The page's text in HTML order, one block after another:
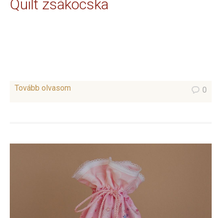
Quilt zsákocska
Tovább olvasom 0